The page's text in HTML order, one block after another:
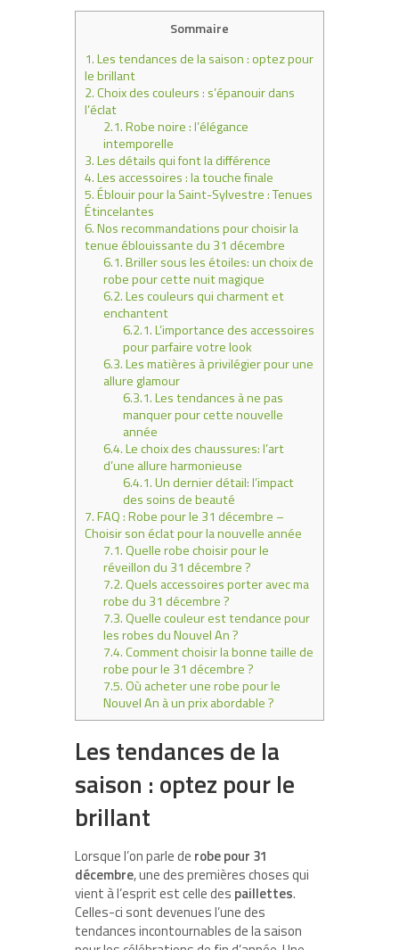
Sommaire
1.Les tendances de la saison : optez pour
le brillant
2.Choix des couleurs : s’épanouir dans
l’éclat
2.1.Robe noire : l’élégance
intemporelle
3.Les détails qui font la différence
4.Les accessoires : la touche finale
5.Éblouir pour la Saint-Sylvestre : Tenues
Étincelantes
6.Nos recommandations pour choisir la
tenue éblouissante du 31 décembre
6.1.Briller sous les étoiles: un choix de
robe pour cette nuit magique
6.2.Les couleurs qui charment et
enchantent
6.2.1.L’importance des accessoires
pour parfaire votre look
6.3.Les matières à privilégier pour une
allure glamour
6.3.1.Les tendances à ne pas
manquer pour cette nouvelle
année
6.4.Le choix des chaussures: l’art
d’une allure harmonieuse
6.4.1.Un dernier détail: l’impact
des soins de beauté
7.FAQ : Robe pour le 31 décembre –
Choisir son éclat pour la nouvelle année
7.1.Quelle robe choisir pour le
réveillon du 31 décembre ?
7.2.Quels accessoires porter avec ma
robe du 31 décembre ?
7.3.Quelle couleur est tendance pour
les robes du Nouvel An ?
7.4.Comment choisir la bonne taille de
robe pour le 31 décembre ?
7.5.Où acheter une robe pour le
Nouvel An à un prix abordable ?
Les tendances de la
saison : optez pour le
brillant
Lorsque l’on parle de robe pour 31
décembre, une des premières choses qui
vient à l’esprit est celle des paillettes.
Celles-ci sont devenues l’une des
tendances incontournables de la saison